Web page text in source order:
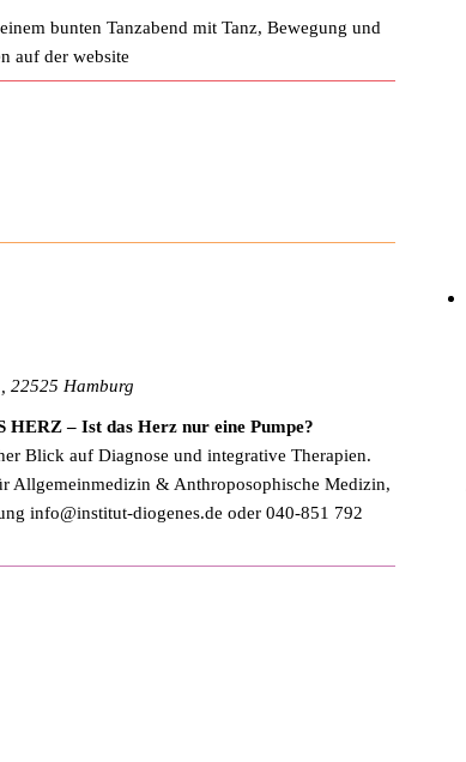
bunten Tanzabend mit Tanz, Bewegung und
auf der website
22525 Hamburg
– Ist das Herz nur eine Pumpe?
Blick auf Diagnose und integrative Therapien.
Allgemeinmedizin & Anthroposophische Medizin,
info@institut-diogenes.de oder 040-851 792